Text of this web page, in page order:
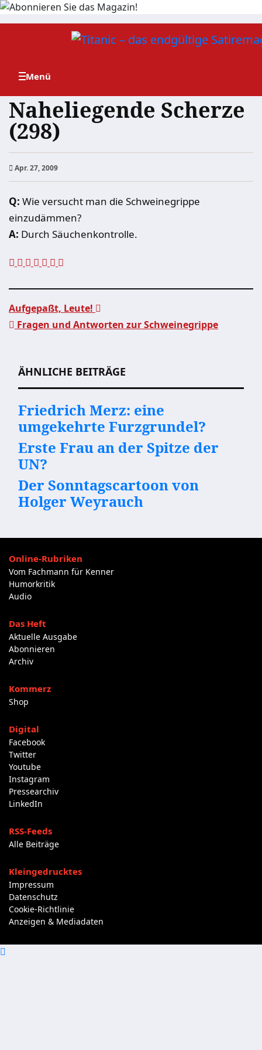
Zum
Naheliegende Scherze
(298)
Apr. 27, 2009
Q: Wie versucht man die Schweinegrippe
einzudämmen?
A: Durch Säuchenkontrolle.
Aufgepaßt, Leute!
Fragen und Antworten zur Schweinegrippe
ÄHNLICHE BEITRÄGE
Friedrich Merz: eine
umgekehrte Furzgrundel?
Erste Frau an der Spitze der
UN?
Der Sonntagscartoon von
Holger Weyrauch
Online-Rubriken
Vom Fachmann für Kenner
Humorkritik
Audio
Das Heft
Aktuelle Ausgabe
Abonnieren
Archiv
Kommerz
Shop
Digital
Facebook
Twitter
Youtube
Instagram
Pressearchiv
LinkedIn
RSS-Feeds
Alle Beiträge
Kleingedrucktes
Impressum
Datenschutz
Cookie-Richtlinie
Anzeigen & Mediadaten